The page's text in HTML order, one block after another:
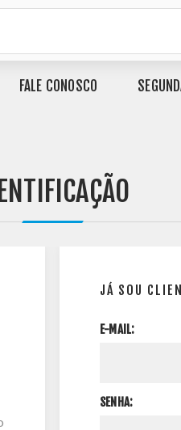
FALE CONOSCO
JÁ SOU
E-MAIL:
SENHA: